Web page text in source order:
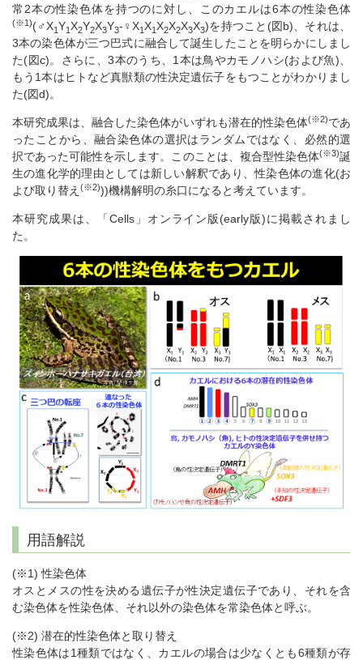
常2本の性染色体を持つのに対し、このカエルは6本の性染色体
(※1)(♂X1Y1X2Y2X3Y3-♀X1X1X2X2X3X3)を持つこと(図b)、それは、
3本の染色体が三つ巴式に融合して誕生したことを明らかにしまし
た(図c)。さらに、3本のうち、1本は鳥やカモノハシ(および魚)、
もう1本はヒトなど真獣類の性決定遺伝子をもつことがわかりまし
た(図d)。
本研究成果は、融合した染色体がいずれも潜在的性染色体(※2)であ
ったことから、融合染色体の選択はランダムではなく、必然的選
択であった可能性を示します。このことは、複合型性染色体(※3)誕
生の進化学的理由としては新しい解釈であり、性染色体の進化(お
よび取り替え (※2)))機構解明の糸口になると考えています。
本研究成果は、「Cells」オンライン版(early版)に掲載されまし
た。
用語解説
(※1) 性染色体
オスとメスの性を決める遺伝子が性決定遺伝子であり、それを含
む染色体を性染色体、それ以外の染色体を常染色体と呼ぶ。
(※2) 潜在的性染色体と取り替え
性染色体は1種類ではなく、カエルの場合は少なくとも6種類が存